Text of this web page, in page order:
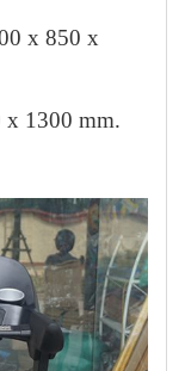
x 850 x
x 1300 mm.